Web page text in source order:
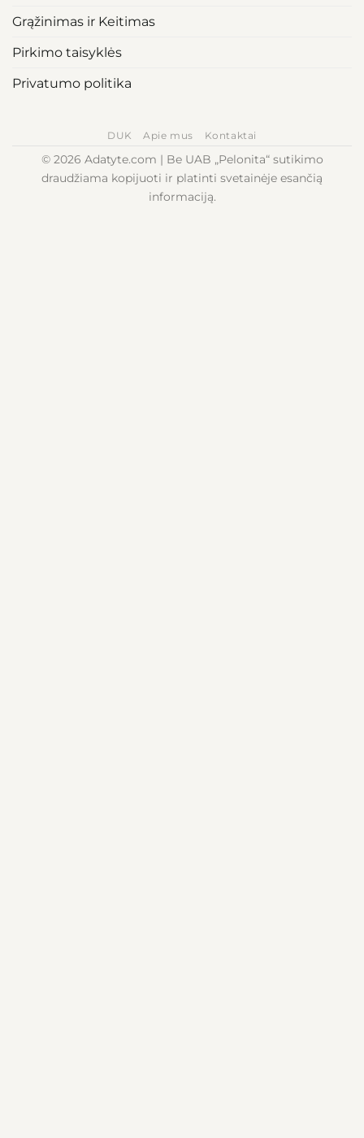
Grąžinimas ir Keitimas
Pirkimo taisyklės
Privatumo politika
DUK Apie mus Kontaktai
© 2026 Adatyte.com | Be UAB „Pelonita“ sutikimo
draudžiama kopijuoti ir platinti svetainėje esančią
informaciją.